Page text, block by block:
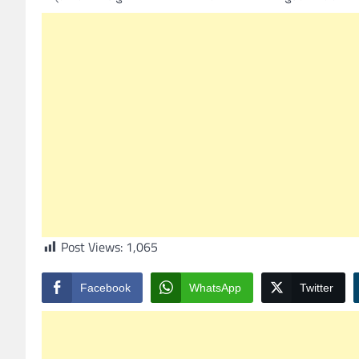
Post Views: 1,065
Facebook WhatsApp Twitter